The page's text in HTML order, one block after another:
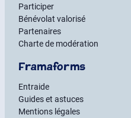
Participer
Bénévolat valorisé
Partenaires
Charte de modération
Framaforms
Entraide
Guides et astuces
Mentions légales